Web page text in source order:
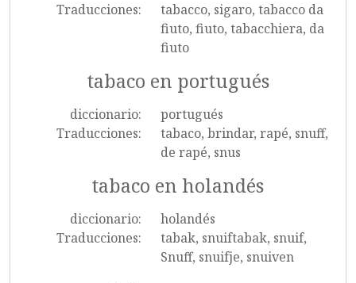
Traducciones:
tabacco, sigaro, tabacco da
fiuto, fiuto, tabacchiera, da
fiuto
tabaco en portugués
diccionario:
portugués
Traducciones:
tabaco, brindar, rapé, snuff,
de rapé, snus
tabaco en holandés
diccionario:
holandés
Traducciones:
tabak, snuiftabak, snuif,
Snuff, snuifje, snuiven